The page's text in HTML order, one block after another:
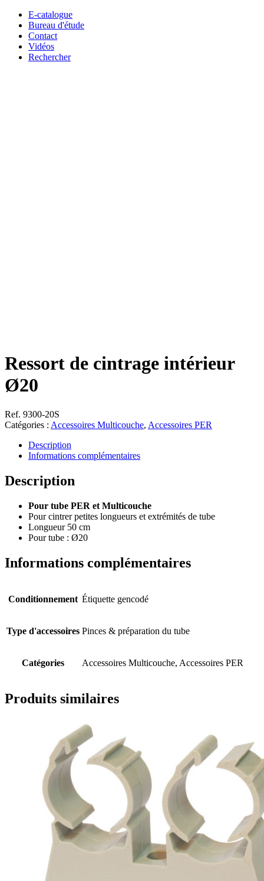
E-catalogue
Bureau d'étude
Contact
Vidéos
Rechercher
Ressort de cintrage intérieur
Ø20
Ref. 9300-20S
Catégories : Accessoires Multicouche, Accessoires PER
Description
Informations complémentaires
Description
Pour tube PER et Multicouche
Pour cintrer petites longueurs et extrémités de tube
Longueur 50 cm
Pour tube : Ø20
Informations complémentaires
Conditionnement Étiquette gencodé
Type d'accessoires Pinces & préparation du tube
Catégories Accessoires Multicouche, Accessoires PER
Produits similaires